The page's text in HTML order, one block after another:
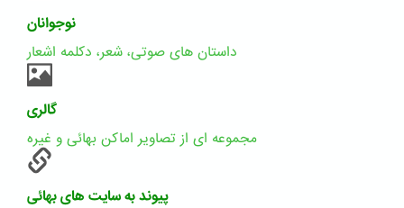
نوجوانان
داستان های صوتی، شعر، دکلمه اشعار
گالری
مجموعه ای از تصاویر اماکن بهائی و غیره
پیوند به سایت های بهائی